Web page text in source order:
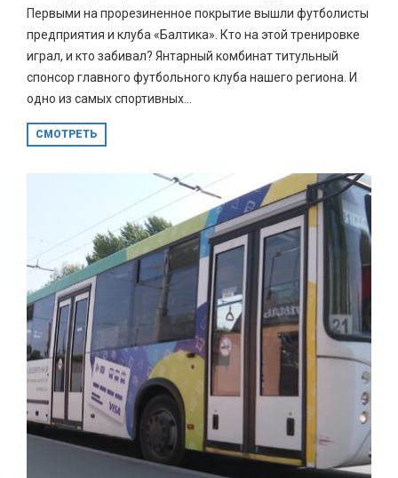
Первыми на прорезиненное покрытие вышли футболисты
предприятия и клуба «Балтика». Кто на этой тренировке
играл, и кто забивал? Янтарный комбинат титульный
спонсор главного футбольного клуба нашего региона. И
одно из самых спортивных...
СМОТРЕТЬ